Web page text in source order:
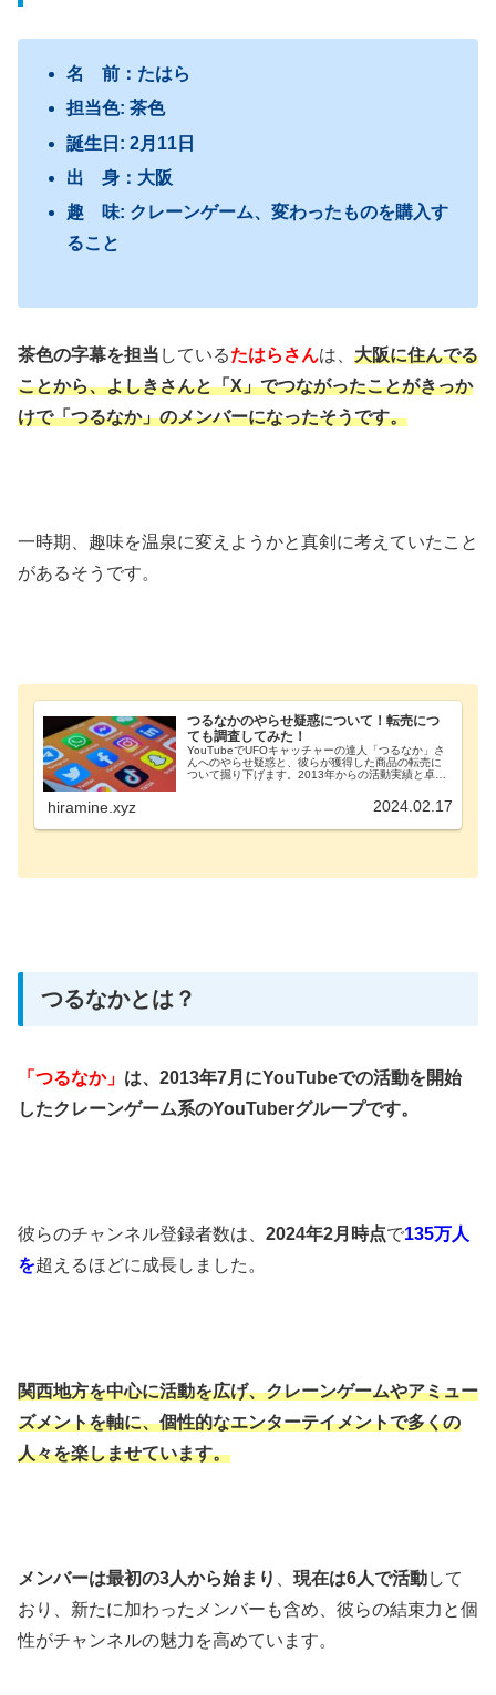
名 前：たはら
担当色: 茶色
誕生日: 2月11日
出 身：大阪
趣 味: クレーンゲーム、変わったものを購入す
ること
茶色の字幕を担当 しているたはらさんは、 大阪に住んでる
ことから、よしきさんと「X」でつながったことがきっか
けで「つるなか」のメンバーになったそうです。
一時期、趣味を温泉に変えようかと真剣に考えていたこと
があるそうです。
つるなかのやらせ疑惑について！転売につ
ても調査してみた！
YouTubeでUFOキャッチャーの達人「つるなか」さ
んへのやらせ疑惑と、彼らが獲得した商品の転売に
ついて掘り下げます。2013年からの活動実績と卓越
る彼らの実態に迫ります。つるなかのやらせ疑惑...
hiramine.xyz 2024.02.17
つるなかとは？
「つるなか」 は、2013年7月にYouTubeでの活動を開始
したクレーンゲーム系のYouTuberグループです。
彼らのチャンネル登録者数は、 2024年2月時点で135万人
を超えるほどに成長しました。
関西地方を中心に活動を広げ、クレーンゲームやアミュー
ズメントを軸に、個性的なエンターテイメントで多くの
人々を楽しませています。
メンバーは最初の3人から始まり 現在は6人で活動して
おり、新たに加わったメンバーも含め、彼らの結束力と個
性がチャンネルの魅力を高めています。